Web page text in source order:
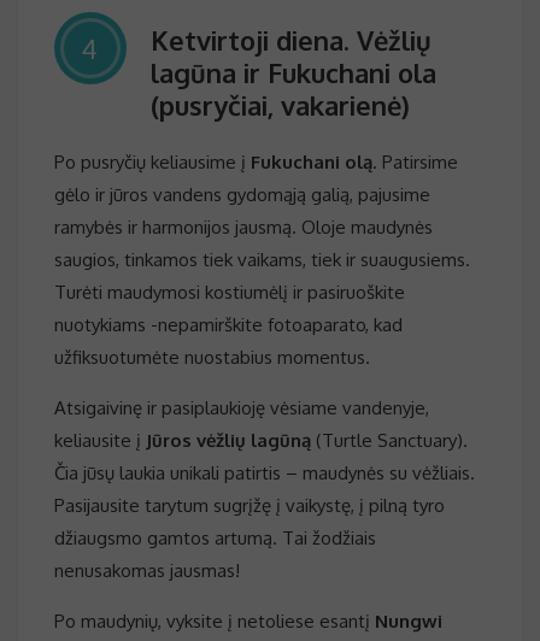
4
Ketvirtoji diena. Vėžlių
lagūna ir Fukuchani ola
(pusryčiai, vakarienė)
Po pusryčių keliausime į Fukuchani olą. Patirsime
gėlo ir jūros vandens gydomąją galią, pajusime
ramybės ir harmonijos jausmą. Oloje maudynės
saugios, tinkamos tiek vaikams, tiek ir suaugusiems.
Turėti maudymosi kostiumėlį ir pasiruoškite
nuotykiams -nepamirškite fotoaparato, kad
užfiksuotumėte nuostabius momentus.
Atsigaivinę ir pasiplaukioję vėsiame vandenyje,
keliausite į Jūros vėžlių lagūną (Turtle Sanctuary).
Čia jūsų laukia unikali patirtis – maudynės su vėžliais.
Pasijausite tarytum sugrįžę į vaikystę, į pilną tyro
džiaugsmo gamtos artumą. Tai žodžiais
nenusakomas jausmas!
Po maudynių, vyksite į netoliese esantį Nungwi